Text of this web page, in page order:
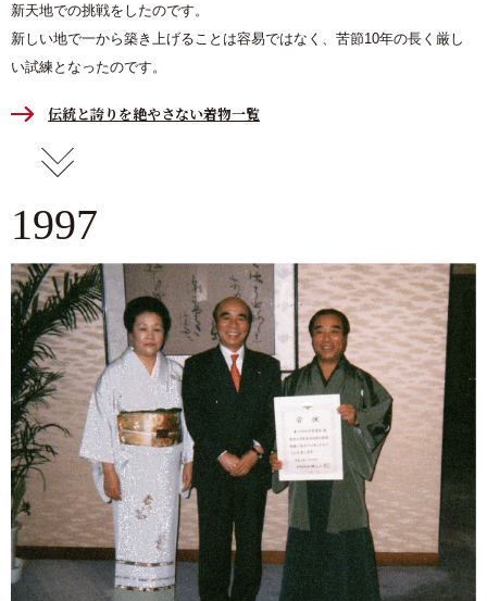
新天地での挑戦をしたのです。
新しい地で一から築き上げることは容易ではなく、苦節10年の長く厳し
い試練となったのです。
伝統と誇りを絶やさない着物一覧
1997